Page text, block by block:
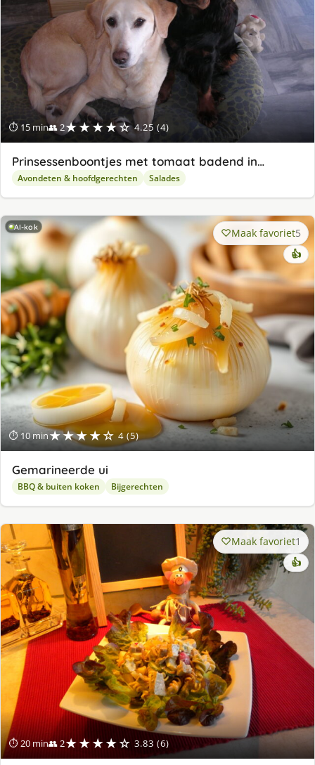
⏱ 15 min👥 2★★★★☆ 4.25 (4)
Prinsessenboontjes met tomaat badend in…
Avondeten & hoofdgerechten Salades
AI-kok
⏱ 10 min★★★★☆ 4 (5)
Maak favoriet5
👍
Gemarineerde ui
BBQ & buiten koken Bijgerechten
⏱ 20 min👥 2★★★★☆ 3.83 (6)
Maak favoriet1
👍